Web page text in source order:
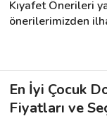
Kıyafet Önerileri
önerilerimizden
En İyi Çocuk
Fiyatları ve